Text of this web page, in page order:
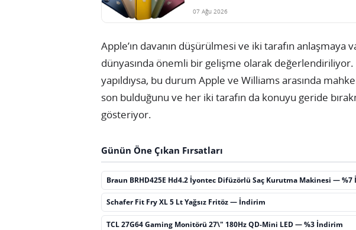
07 Ağu 2026
Apple’ın davanın düşürülmesi ve iki tarafın anlaşmaya
dünyasında önemli bir gelişme olarak
yapıldıysa, bu durum Apple ve Williams arasında
son bulduğunu ve her iki tarafın da konuyu geride
gösteriyor.
Günün Öne Çıkan Fırsatları
Braun BRHD425E Hd4.2 İyontec Difüzörlü Saç Kurutma Makinesi —
Schafer Fit Fry XL 5 Lt Yağsız Fritöz — İndirim
TCL 27G64 Gaming Monitörü 27\" 180Hz QD-Mini LED — %3 İndirim